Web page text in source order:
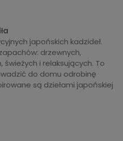
japońskich kadzideł.
drzewnych,
i relaksujących. To
do domu odrobinę
są dziełami japońskiej